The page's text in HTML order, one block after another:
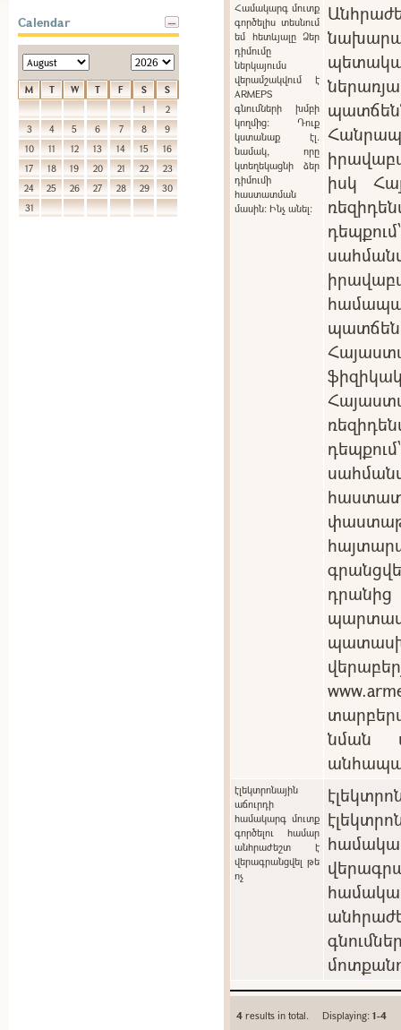
Calendar
M T W T F S
S
1
2
3
4 5 6 7 8
9
10
11 12 13 14 15
16
17
18 19 20 21 22
23
24
25 26 27 28 29
30
31
Համակարգ մուտք
գործելիս տեսնում
եմ հետևյալը Ձեր
դիմումը
ներկայումս
վերամշակվում է
ARMEPS
գնումների խմբի
կողմից: Դուք
կստանաք էլ.
նամակ, որը
կտեղեկացնի ձեր
դիմումի
հաստատման
մասին: Ինչ անել:
իսկ
նման
էլեկտրոնային
աճուրդի
համակարգ մուտք
գործելու համար
անհրաժեշտ է
վերագրանցվել թե
ոչ
4 results in total. Displaying:1-4